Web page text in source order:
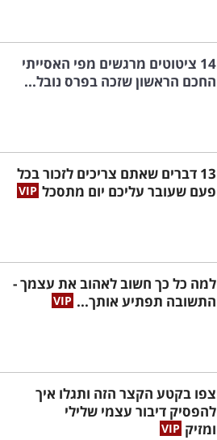
14 ציטוטים מרגשים מפי האסייתי
החכם הראשון שזכה בפרס נובל...
13 דברים שאתם צריכים לזכור בכל
פעם שעובר עליכם יום מתסכל
למה כל כך חשוב לאהוב את עצמך -
התשובה תפתיע אותך...
צפו בקטע הקצר הזה ותגלו איך
להפסיק דיבור עצמי שלילי
ומזיק